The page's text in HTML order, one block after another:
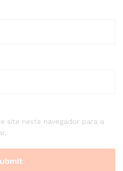
site neste navegador para a